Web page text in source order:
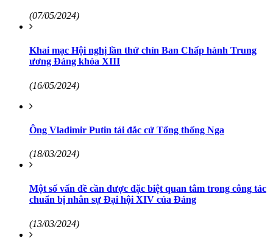
(07/05/2024)
Khai mạc Hội nghị lần thứ chín Ban Chấp hành Trung
ương Đảng khóa XIII
(16/05/2024)
Ông Vladimir Putin tái đắc cử Tổng thống Nga
(18/03/2024)
Một số vấn đề cần được đặc biệt quan tâm trong công tác
chuẩn bị nhân sự Đại hội XIV của Đảng
(13/03/2024)